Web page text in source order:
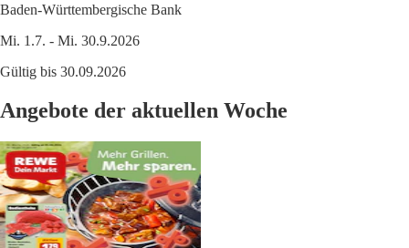
Baden-Württembergische Bank
Mi. 1.7. - Mi. 30.9.2026
Gültig bis 30.09.2026
Angebote der aktuellen Woche